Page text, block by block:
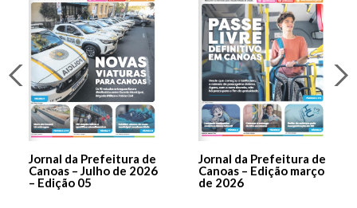
Jornal da Prefeitura de
Canoas – Julho de 2026
– Edição 05
Jornal da Prefeitura de
Canoas – Edição março
de 2026